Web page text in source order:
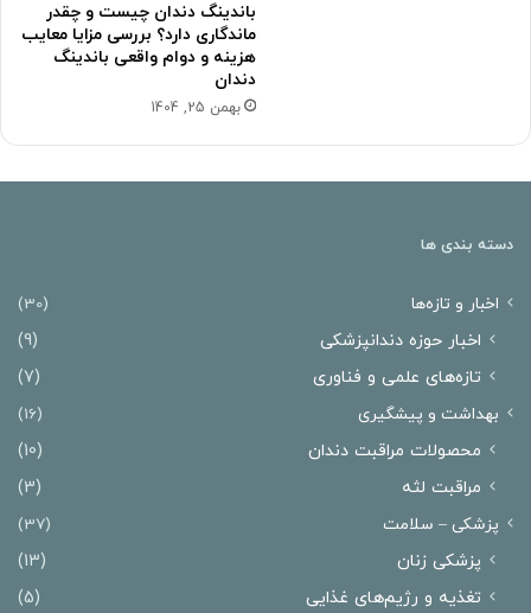
باندینگ دندان چیست و چقدر
ماندگاری دارد؟ بررسی مزایا معایب
هزینه و دوام واقعی باندینگ
دندان
بهمن 25, 1404
دسته بندی ها
اخبار و تازه‌ها (30)
اخبار حوزه دندانپزشکی
(9)
تازه‌های علمی و فناوری
(7)
بهداشت و پیشگیری (16)
محصولات مراقبت دندان
(10)
مراقبت لثه
(3)
پزشکی – سلامت (37)
پزشکی زنان
(13)
تغذیه و رژیم‌های غذایی
(5)